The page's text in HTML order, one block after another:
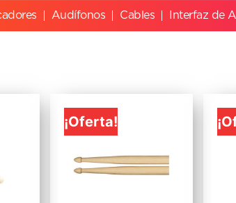
Audífonos Cables Interfaz de
¡Oferta!